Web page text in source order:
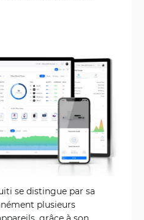
se distingue par sa
plusieurs